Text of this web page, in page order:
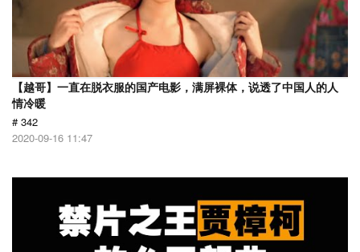
【越哥】一直在脱衣服的国产电影，满屏裸体，说透了中国人的人
情冷暖
# 342
2020-09-16 11:47